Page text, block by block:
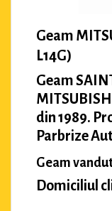
Geam
L14G)
Geam
din 1989.
Parbrize
Geam
Domiciliul